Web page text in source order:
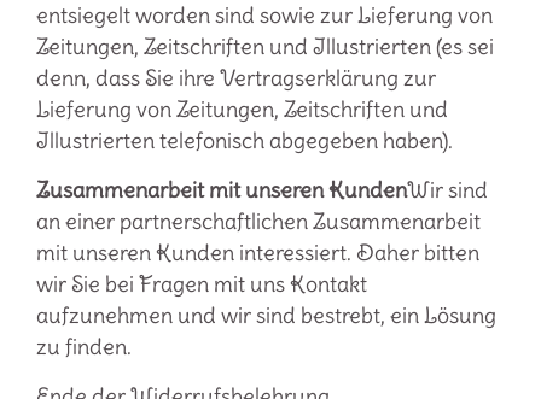
entsiegelt worden sind sowie zur Lieferung von
Zeitungen, Zeitschriften und Illustrierten (es sei
denn, dass Sie ihre Vertragserklärung zur
Lieferung von Zeitungen, Zeitschriften und
Illustrierten telefonisch abgegeben haben).
Zusammenarbeit mit unseren KundenWir sind
an einer partnerschaftlichen Zusammenarbeit
mit unseren Kunden interessiert. Daher bitten
wir Sie bei Fragen mit uns Kontakt
aufzunehmen und wir sind bestrebt, ein Lösung
zu finden.